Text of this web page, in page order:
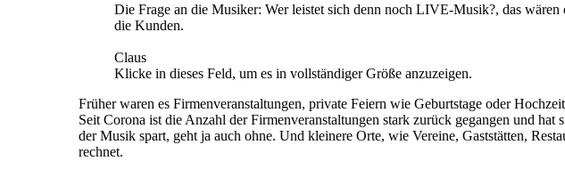
Die Frage an die Musiker: Wer leistet sich denn noch LIVE-Musik?, das
die Kunden.
Claus
Klicke in dieses Feld, um es in vollständiger Größe anzuzeigen.
Früher waren es Firmenveranstaltungen, private Feiern wie Geburtstage oder
Seit Corona ist die Anzahl der Firmenveranstaltungen stark zurück gegangen und
der Musik spart, geht ja auch ohne. Und kleinere Orte, wie Vereine, Gaststätten,
rechnet.